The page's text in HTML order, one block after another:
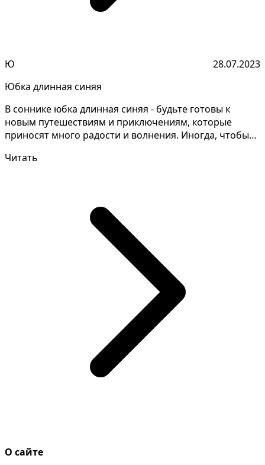
Ю
28.07.2023
Юбка длинная синяя
В соннике юбка длинная синяя - будьте готовы к
новым путешествиям и приключениям, которые
приносят много радости и волнения. Иногда, чтобы
Читать
О сайте